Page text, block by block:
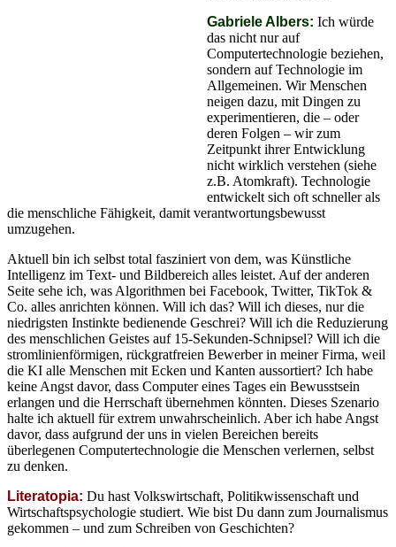
Gabriele Albers: Ich würde
das nicht nur auf
Computertechnologie beziehen,
sondern auf Technologie im
Allgemeinen. Wir Menschen
neigen dazu, mit Dingen zu
experimentieren, die – oder
deren Folgen – wir zum
Zeitpunkt ihrer Entwicklung
nicht wirklich verstehen (siehe
z.B. Atomkraft). Technologie
entwickelt sich oft schneller als
die menschliche Fähigkeit, damit verantwortungsbewusst
umzugehen.
Aktuell bin ich selbst total fasziniert von dem, was Künstliche
Intelligenz im Text- und Bildbereich alles leistet. Auf der anderen
Seite sehe ich, was Algorithmen bei Facebook, Twitter, TikTok &
Co. alles anrichten können. Will ich das? Will ich dieses, nur die
niedrigsten Instinkte bedienende Geschrei? Will ich die Reduzierung
des menschlichen Geistes auf 15-Sekunden-Schnipsel? Will ich die
stromlinienförmigen, rückgratfreien Bewerber in meiner Firma, weil
die KI alle Menschen mit Ecken und Kanten aussortiert? Ich habe
keine Angst davor, dass Computer eines Tages ein Bewusstsein
erlangen und die Herrschaft übernehmen könnten. Dieses Szenario
halte ich aktuell für extrem unwahrscheinlich. Aber ich habe Angst
davor, dass aufgrund der uns in vielen Bereichen bereits
überlegenen Computertechnologie die Menschen verlernen, selbst
zu denken.
Literatopia: Du hast Volkswirtschaft, Politikwissenschaft und
Wirtschaftspsychologie studiert. Wie bist Du dann zum Journalismus
gekommen – und zum Schreiben von Geschichten?